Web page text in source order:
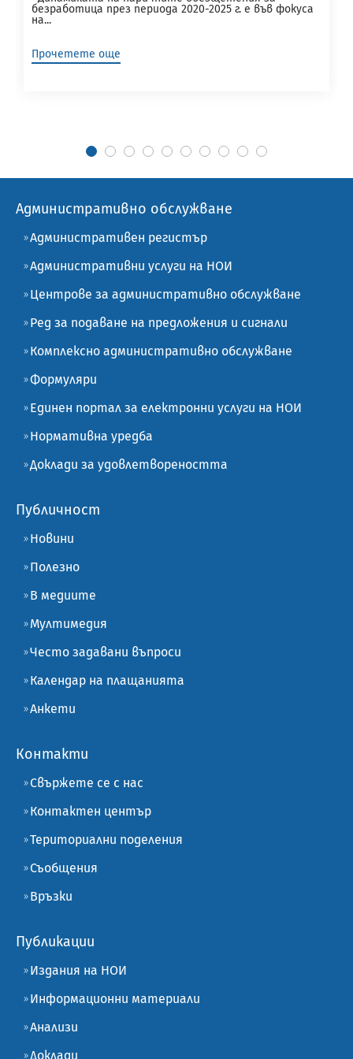
безработица през периода 2020-2025 г. е във фокуса
на...
Прочетете още
Административно обслужване
Административен регистър
Административни услуги на НОИ
Центрове за административно обслужване
Ред за подаване на предложения и сигнали
Комплексно административно обслужване
Формуляри
Единен портал за електронни услуги на НОИ
Нормативна уредба
Доклади за удовлетвореността
Публичност
Новини
Полезно
В медиите
Мултимедия
Често задавани въпроси
Календар на плащанията
Анкети
Контакти
Свържете се с нас
Контактен център
Териториални поделения
Съобщения
Връзки
Публикации
Издания на НОИ
Информационни материали
Анализи
Доклади